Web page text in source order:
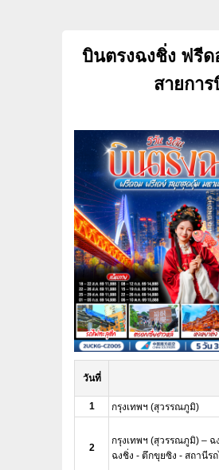
บินตรงฉงชิ่ง ฟรี
สายกา
วันที่
1 กรุงเทพฯ (สุวรรณภูมิ)
2
กรุงเทพฯ (สุวรรณภูมิ) – ฉ
ฉงชิ่ง - ตึกขุยซิง - สถานีร